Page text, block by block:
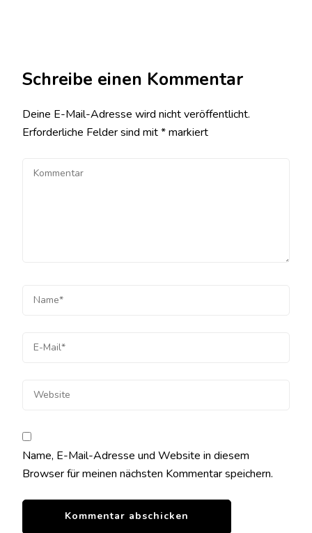
Schreibe einen Kommentar
Deine E-Mail-Adresse wird nicht veröffentlicht.
Erforderliche Felder sind mit*markiert
Name, E-Mail-Adresse und Website in diesem
Browser für meinen nächsten Kommentar speichern.